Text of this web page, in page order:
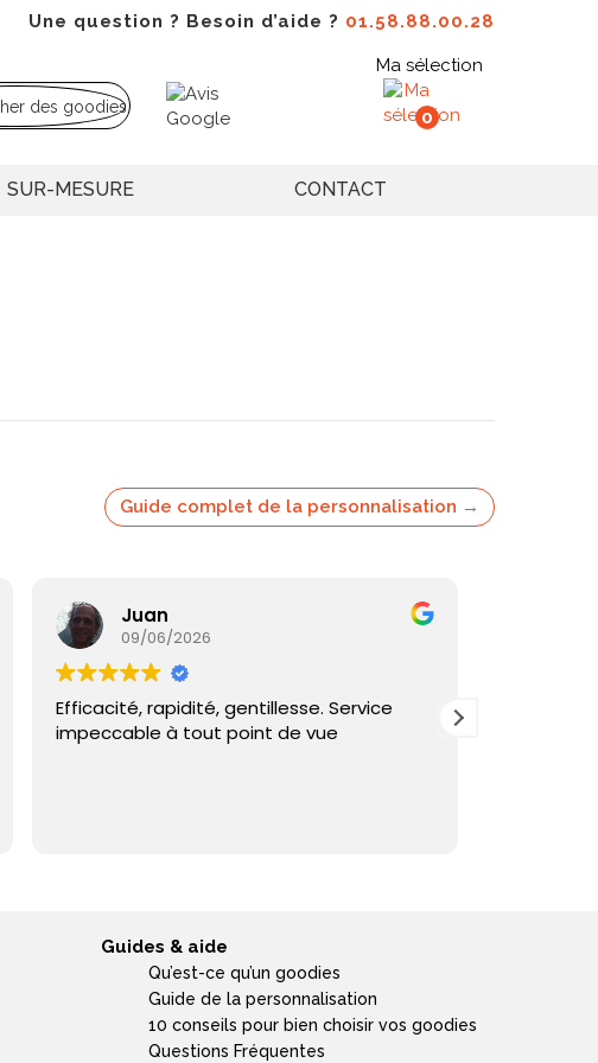
Une question ? Besoin d’aide ? 01.58.88.00.28
Ma sélection
0
SUR-MESURE CONTACT
Guide complet de la personnalisation →
Juan
09/06/2026
Efficacité, rapidité, gentillesse. Service
impeccable à tout point de vue
Guides & aide
Qu’est-ce qu’un goodies
Guide de la personnalisation
10 conseils pour bien choisir vos goodies
Questions Fréquentes